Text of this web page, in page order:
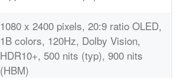
1080 x 2400 pixels, 20:9 ratio OLED,
1B colors, 120Hz, Dolby Vision,
HDR10+, 500 nits (typ), 900 nits
(HBM)